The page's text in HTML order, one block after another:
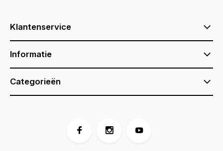
Klantenservice
Informatie
Categorieën